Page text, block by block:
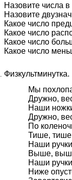
Назовите числа
Назовите
Какое число
Какое число
Какое число
Какое число
Физкультминутка.
Мы
Дружно,
Наши ножки
Дружно,
По
Тише, тише,
Наши ручки
Выше,
Наши ручки
Ниже